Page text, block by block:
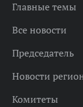
Главные темы
Все новости
Председатель
Новости
Комитеты